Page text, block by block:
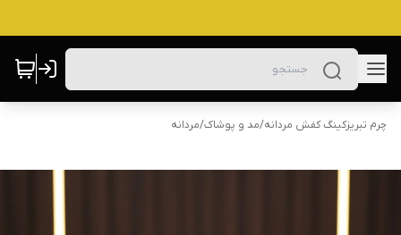
چرم تبریزکینگ کفش مردانه/مد و پوشاک/مردانه